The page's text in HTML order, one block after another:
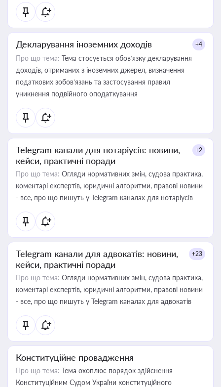
Декларування іноземних доходів +4
Про що тема: Тема стосується обов’язку декларування
доходів, отриманих з іноземних джерел, визначення
податкових зобов’язань та застосування правил
уникнення подвійного оподаткування
Telegram канали для нотаріусів: новини,
кейси, практичні поради
+2
Про що тема: Огляди нормативних змін, судова практика,
коментарі експертів, юридичні алгоритми, правові новини
- все, про що пишуть у Telegram каналах для нотаріусів
Telegram канали для адвокатів: новини,
кейси, практичні поради
+23
Про що тема: Огляди нормативних змін, судова практика,
коментарі експертів, юридичні алгоритми, правові новини
- все, про що пишуть у Telegram каналах для адвокатів
Конституційне провадження
Про що тема: Тема охоплює порядок здійснення
Конституційним Судом України конституційного